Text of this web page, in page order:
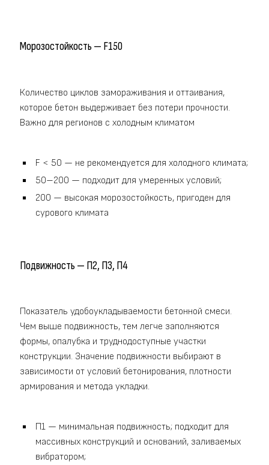
Морозостойкость — F150
Количество циклов замораживания и оттаивания,
которое бетон выдерживает без потери прочности.
Важно для регионов с холодным климатом
F < 50 — не рекомендуется для холодного климата;
50–200 — подходит для умеренных условий;
200 — высокая морозостойкость, пригоден для
сурового климата
Подвижность — П2, П3, П4
Показатель удобоукладываемости бетонной смеси.
Чем выше подвижность, тем легче заполняются
формы, опалубка и труднодоступные участки
конструкции. Значение подвижности выбирают в
зависимости от условий бетонирования, плотности
армирования и метода укладки.
П1 — минимальная подвижность; подходит для
массивных конструкций и оснований, заливаемых
вибратором;